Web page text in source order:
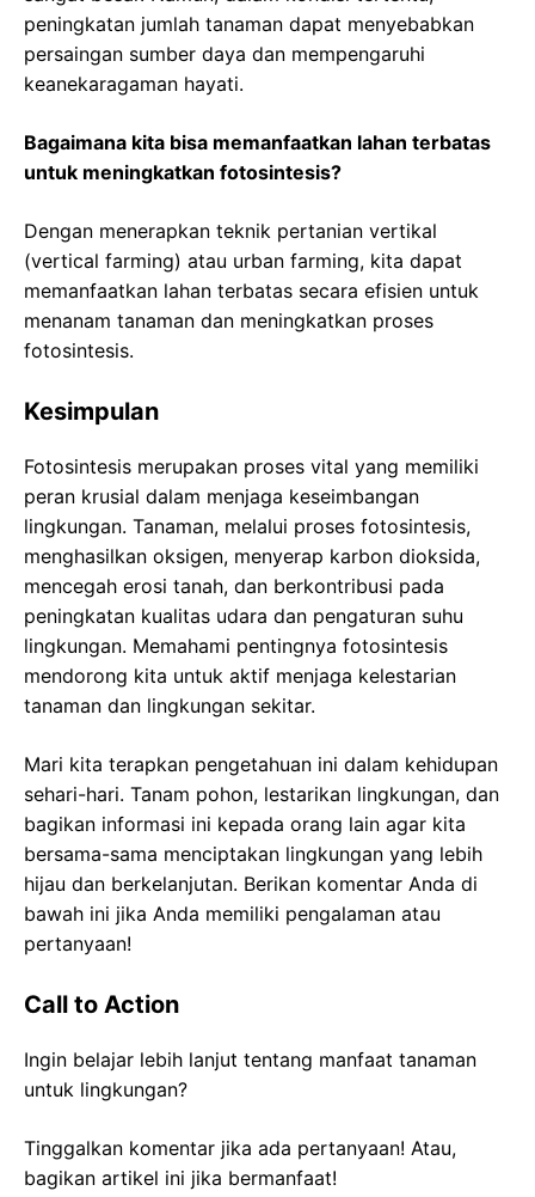
peningkatan jumlah tanaman dapat menyebabkan
persaingan sumber daya dan mempengaruhi
keanekaragaman hayati.
Bagaimana kita bisa memanfaatkan lahan terbatas
untuk meningkatkan fotosintesis?
Dengan menerapkan teknik pertanian vertikal
(vertical farming) atau urban farming, kita dapat
memanfaatkan lahan terbatas secara efisien untuk
menanam tanaman dan meningkatkan proses
fotosintesis.
Kesimpulan
Fotosintesis merupakan proses vital yang memiliki
peran krusial dalam menjaga keseimbangan
lingkungan. Tanaman, melalui proses fotosintesis,
menghasilkan oksigen, menyerap karbon dioksida,
mencegah erosi tanah, dan berkontribusi pada
peningkatan kualitas udara dan pengaturan suhu
lingkungan. Memahami pentingnya fotosintesis
mendorong kita untuk aktif menjaga kelestarian
tanaman dan lingkungan sekitar.
Mari kita terapkan pengetahuan ini dalam kehidupan
sehari-hari. Tanam pohon, lestarikan lingkungan, dan
bagikan informasi ini kepada orang lain agar kita
bersama-sama menciptakan lingkungan yang lebih
hijau dan berkelanjutan. Berikan komentar Anda di
bawah ini jika Anda memiliki pengalaman atau
pertanyaan!
Call to Action
Ingin belajar lebih lanjut tentang manfaat tanaman
untuk lingkungan?
Tinggalkan komentar jika ada pertanyaan! Atau,
bagikan artikel ini jika bermanfaat!